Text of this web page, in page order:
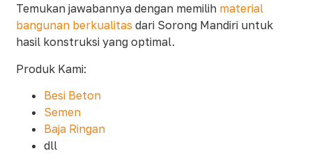
Temukan jawabannya dengan memilih material
bangunan berkualitas dari Sorong Mandiri untuk
hasil konstruksi yang optimal.
Produk Kami:
Besi Beton
Semen
Baja Ringan
dll